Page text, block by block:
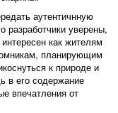
аутентичнную
разработчики уверены,
как жителям
планирующим
к природе и
в его содержание
впечатления от